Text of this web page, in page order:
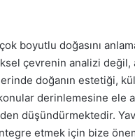
boyutlu doğasını
çevrenin analizi değil,
doğanın estetiği,
derinlemesine ele
düşündürmektedir.
entegre etmek için bize